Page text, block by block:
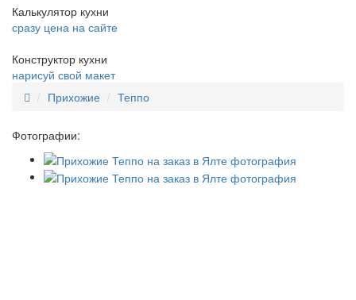
Калькулятор кухни
сразу цена на сайте
Конструктор кухни
нарисуй свой макет
Прихожие
Теппо
Фотографии: